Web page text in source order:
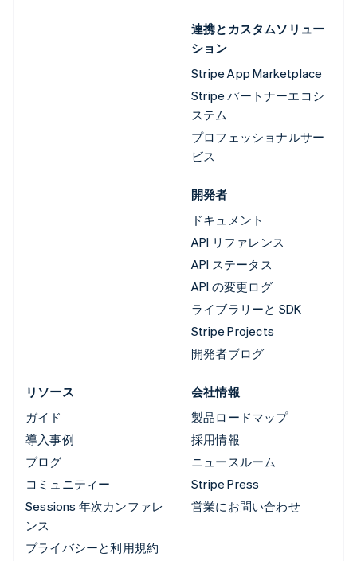
連携とカスタムソリュー
ション
Stripe App Marketplace
Stripe パートナーエコシ
ステム
プロフェッショナルサー
ビス
開発者
ドキュメント
API リファレンス
API ステータス
API の変更ログ
ライブラリーと SDK
Stripe Projects
開発者ブログ
リソース
ガイド
導入事例
ブログ
コミュニティー
Sessions 年次カンファレ
ンス
プライバシーと利用規約
会社情報
製品ロードマップ
採用情報
ニュースルーム
Stripe Press
営業にお問い合わせ